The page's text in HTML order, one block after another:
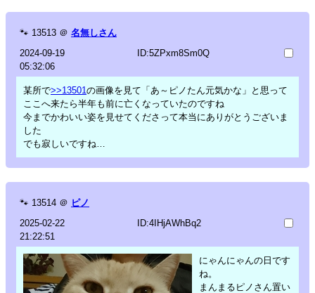
🐾 13513 ＠ 名無しさん
2024-09-19
05:32:06
ID:5ZPxm8Sm0Q
某所で>>13501の画像を見て「あ～ピノたん元気かな」と思って
ここへ来たら半年も前に亡くなっていたのですね
今までかわいい姿を見せてくださって本当にありがとうございま
した
でも寂しいですね…
🐾 13514 ＠ ピノ
2025-02-22
21:22:51
ID:4IHjAWhBq2
にゃんにゃんの日です
ね。
まんまるピノさん置い